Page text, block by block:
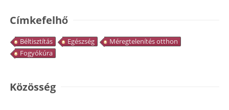
Címkefelhő
Béltisztítás Egészség
Méregtelenítés otthon
Fogyókúra
Közösség